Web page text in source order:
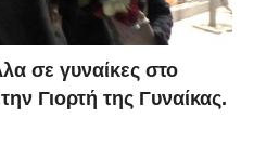
σε γυναίκες στο
Γιορτή της Γυναίκας.